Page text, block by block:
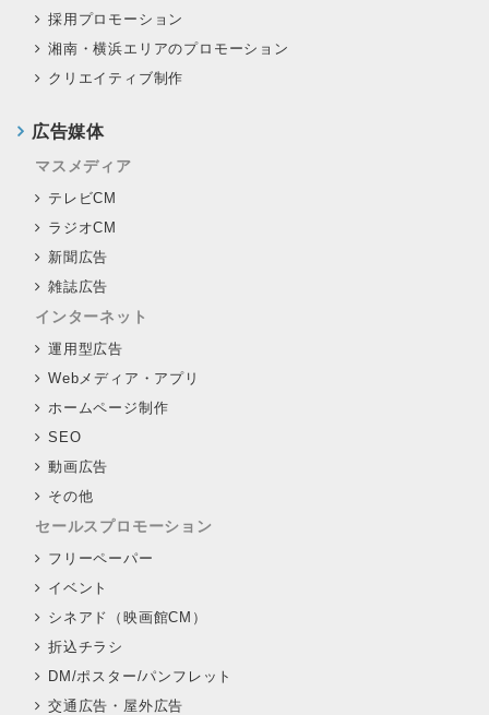
採用プロモーション
湘南・横浜エリアのプロモーション
クリエイティブ制作
広告媒体
マスメディア
テレビCM
ラジオCM
新聞広告
雑誌広告
インターネット
運用型広告
Webメディア・アプリ
ホームページ制作
SEO
動画広告
その他
セールスプロモーション
フリーペーパー
イベント
シネアド（映画館CM）
折込チラシ
DM/ポスター/パンフレット
交通広告・屋外広告